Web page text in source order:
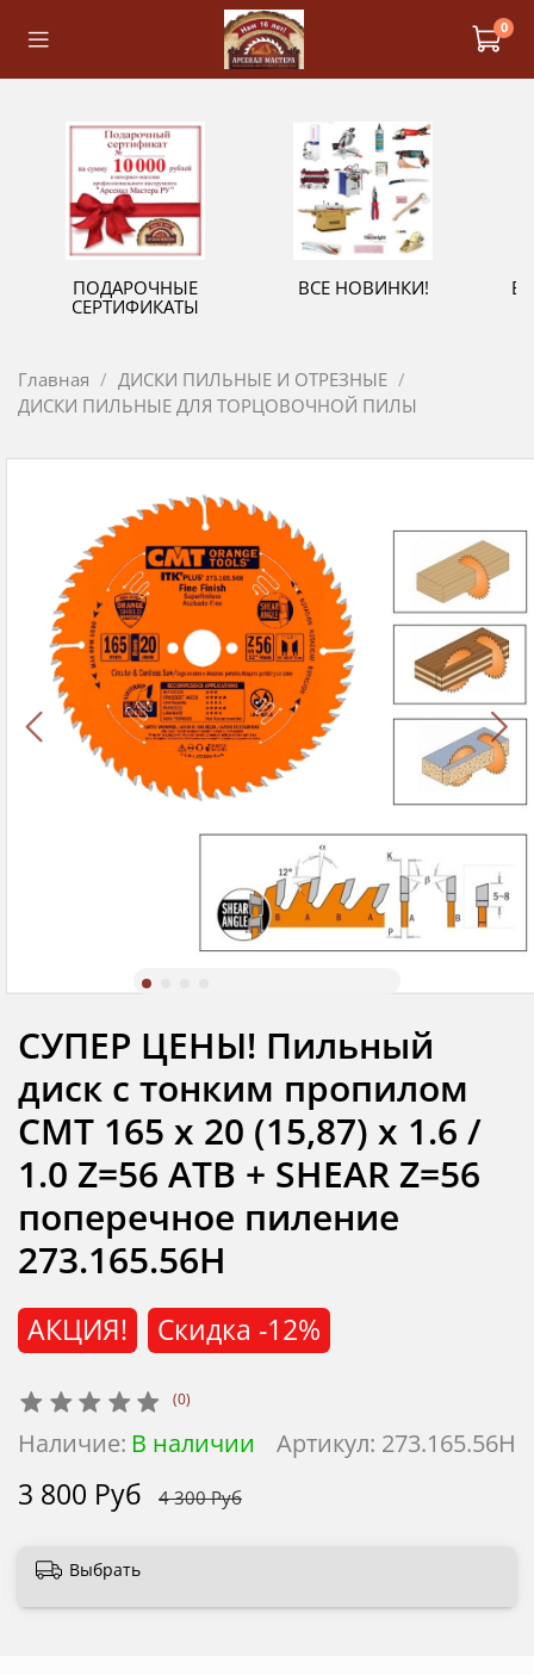
0
ПОДАРОЧНЫЕ
СЕРТИФИКАТЫ
ВСЕ НОВИНКИ!
Главная
ДИСКИ ПИЛЬНЫЕ И ОТРЕЗНЫЕ
ДИСКИ ПИЛЬНЫЕ ДЛЯ ТОРЦОВОЧНОЙ ПИЛЫ
(0)
Артикул: 273.165.56H
Наличие: В наличии
АКЦИЯ! Скидка -12%
СУПЕР ЦЕНЫ! Пильный
диск с тонким пропилом
CMT 165 x 20 (15,87) x 1.6 /
1.0 Z=56 ATB + SHEAR Z=56
поперечное пиление
273.165.56H
3 800 Руб 4 300 Руб
Выбрать